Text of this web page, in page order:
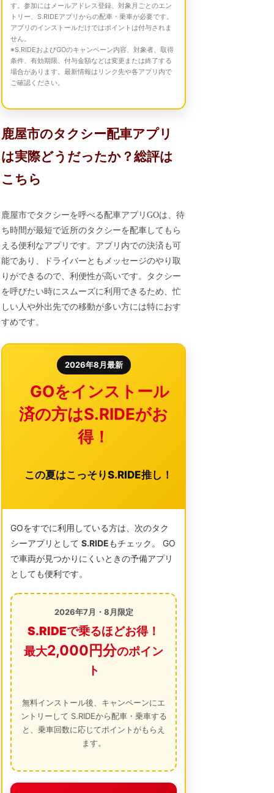
す。参加にはメールアドレス登録、対象月ごとのエン
トリー、S.RIDEアプリからの配車・乗車が必要です。
アプリのインストールだけではポイントは付与されま
せん。
※S.RIDEおよびGOのキャンペーン内容、対象者、取得
条件、有効期限、付与金額などは変更または終了する
場合があります。最新情報はリンク先や各アプリ内で
ご確認ください。
鹿屋市のタクシー配車アプリ
は実際どうだったか？総評は
こちら
鹿屋市でタクシーを呼べる配車アプリGOは、待
ち時間が最短で近所のタクシーを配車してもら
える便利なアプリです。アプリ内での決済も可
能であり、ドライバーともメッセージのやり取
りができるので、利便性が高いです。タクシー
を呼びたい時にスムーズに利用できるため、忙
しい人や外出先での移動が多い方には特におす
すめです。
2026年8月最新
GOをインストール
済の方はS.RIDEがお
得！
この夏はこっそりS.RIDE推し！
GOをすでに利用している方は、次のタク
シーアプリとしてS.RIDEもチェック。 GO
で車両が見つかりにくいときの予備アプリ
としても便利です。
2026年7月・8月限定
S.RIDEで乗るほどお得！
最大2,000円分のポイン
ト
無料インストール後、キャンペーンにエ
ントリーして S.RIDEから配車・乗車する
と、乗車回数に応じてポイントがもらえ
ます。